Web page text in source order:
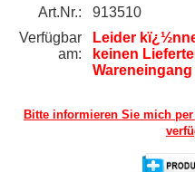
Art.Nr.:
913510
Verfügbar
am:
Leider
keinen
Bitte informieren Sie mich per